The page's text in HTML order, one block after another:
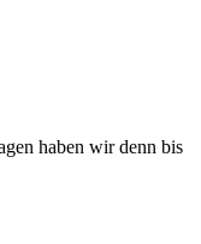
haben wir denn bis